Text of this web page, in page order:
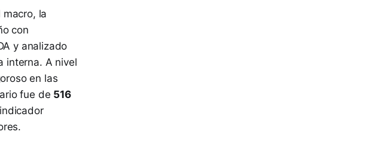
la
con
y analizado
interna. A nivel
en las
fue de 516